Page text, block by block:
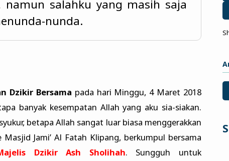
salahku yang masih saja
nunda.
Dzikir Bersama pada hari Minggu, 4 Maret 2018
banyak kesempatan Allah yang aku sia-siakan.
betapa Allah sangat luar biasa menggerakkan
Jami’ Al Fatah Klipang, berkumpul bersama
Dzikir Ash Sholihah. Sungguh untuk